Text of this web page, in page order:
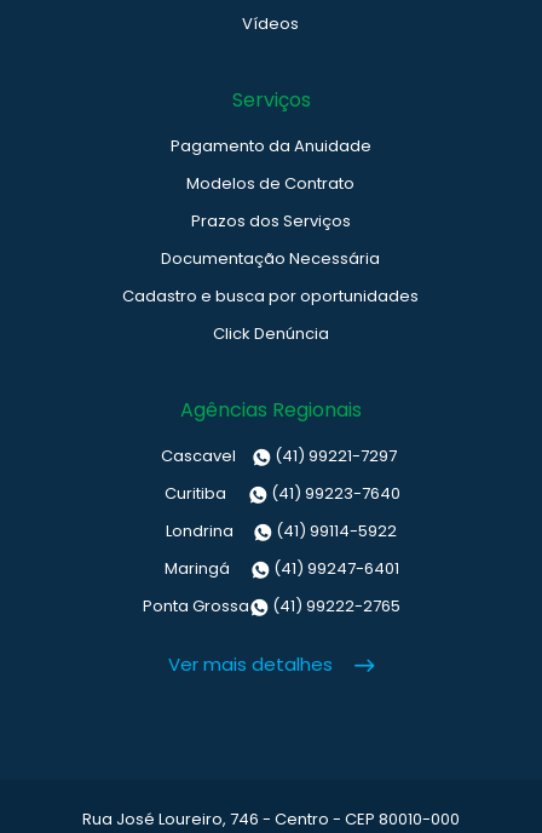
Vídeos
Serviços
Pagamento da Anuidade
Modelos de Contrato
Prazos dos Serviços
Documentação Necessária
Cadastro e busca por oportunidades
Click Denúncia
Agências Regionais
Cascavel
(41) 99221-7297
Curitiba
(41) 99223-7640
Londrina
(41) 99114-5922
Maringá
(41) 99247-6401
Ponta Grossa
(41) 99222-2765
Ver mais detalhes
Rua José Loureiro, 746 - Centro - CEP 80010-000